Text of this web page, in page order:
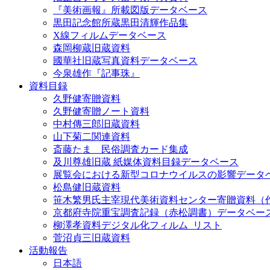
『美術画報』所載図版データベース
黒田記念館所蔵黒田清輝作品集
X線フィルムデータベース
森岡柳蔵旧蔵資料
國華社旧蔵写真資料データベース
今泉雄作『記事珠』
資料目録
久野健寄贈資料
久野健寄贈ノート資料
中村傳三郎旧蔵資料
山下菊二関連資料
斎藤たま 民俗調査カード集成
及川尊雄旧蔵 紙媒体資料目録データベース
展覧会における新型コロナウイルスの影響データ
松島健旧蔵資料
笹木繁男氏主宰現代美術資料センター寄贈資料（
京都府寺院重宝調査記録（赤松調書）データベー
柳澤孝資料デジタル化フィルム_リスト
菅沼貞三旧蔵資料
活動報告
日本語